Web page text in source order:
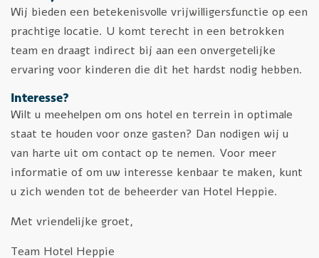
Wij bieden een betekenisvolle vrijwilligersfunctie op een
prachtige locatie. U komt terecht in een betrokken
team en draagt indirect bij aan een onvergetelijke
ervaring voor kinderen die dit het hardst nodig hebben.
Interesse?
Wilt u meehelpen om ons hotel en terrein in optimale
staat te houden voor onze gasten? Dan nodigen wij u
van harte uit om contact op te nemen. Voor meer
informatie of om uw interesse kenbaar te maken, kunt
u zich wenden tot de beheerder van Hotel Heppie.
Met vriendelijke groet,
Team Hotel Heppie